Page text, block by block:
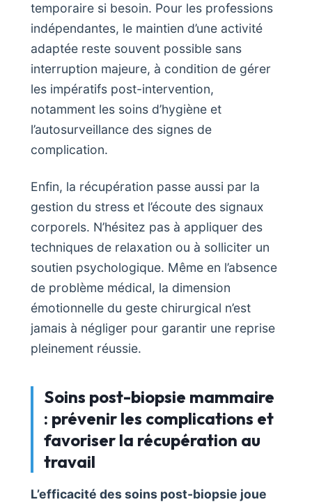
temporaire si besoin. Pour les professions
indépendantes, le maintien d’une activité
adaptée reste souvent possible sans
interruption majeure, à condition de gérer
les impératifs post-intervention,
notamment les soins d’hygiène et
l’autosurveillance des signes de
complication.
Enfin, la récupération passe aussi par la
gestion du stress et l’écoute des signaux
corporels. N’hésitez pas à appliquer des
techniques de relaxation ou à solliciter un
soutien psychologique. Même en l’absence
de problème médical, la dimension
émotionnelle du geste chirurgical n’est
jamais à négliger pour garantir une reprise
pleinement réussie.
Soins post-biopsie mammaire
: prévenir les complications et
favoriser la récupération au
travail
L’efficacité des soins post-biopsie joue